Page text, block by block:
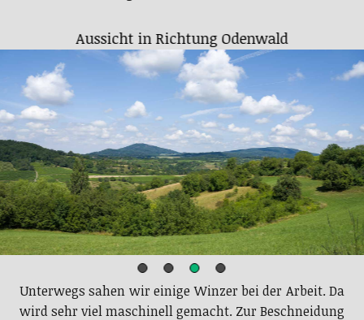
Unterwegs sahen wir einige Winzer bei der Arbeit. Da
wird sehr viel maschinell gemacht. Zur Beschneidung
der Rebstöcke fahren die mit einem kleinen Traktor